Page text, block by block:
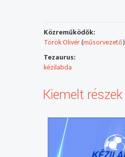
Közreműködők:
Török Olivér(műsorvezető)
Tezaurus:
kézilabda
Kiemelt részek